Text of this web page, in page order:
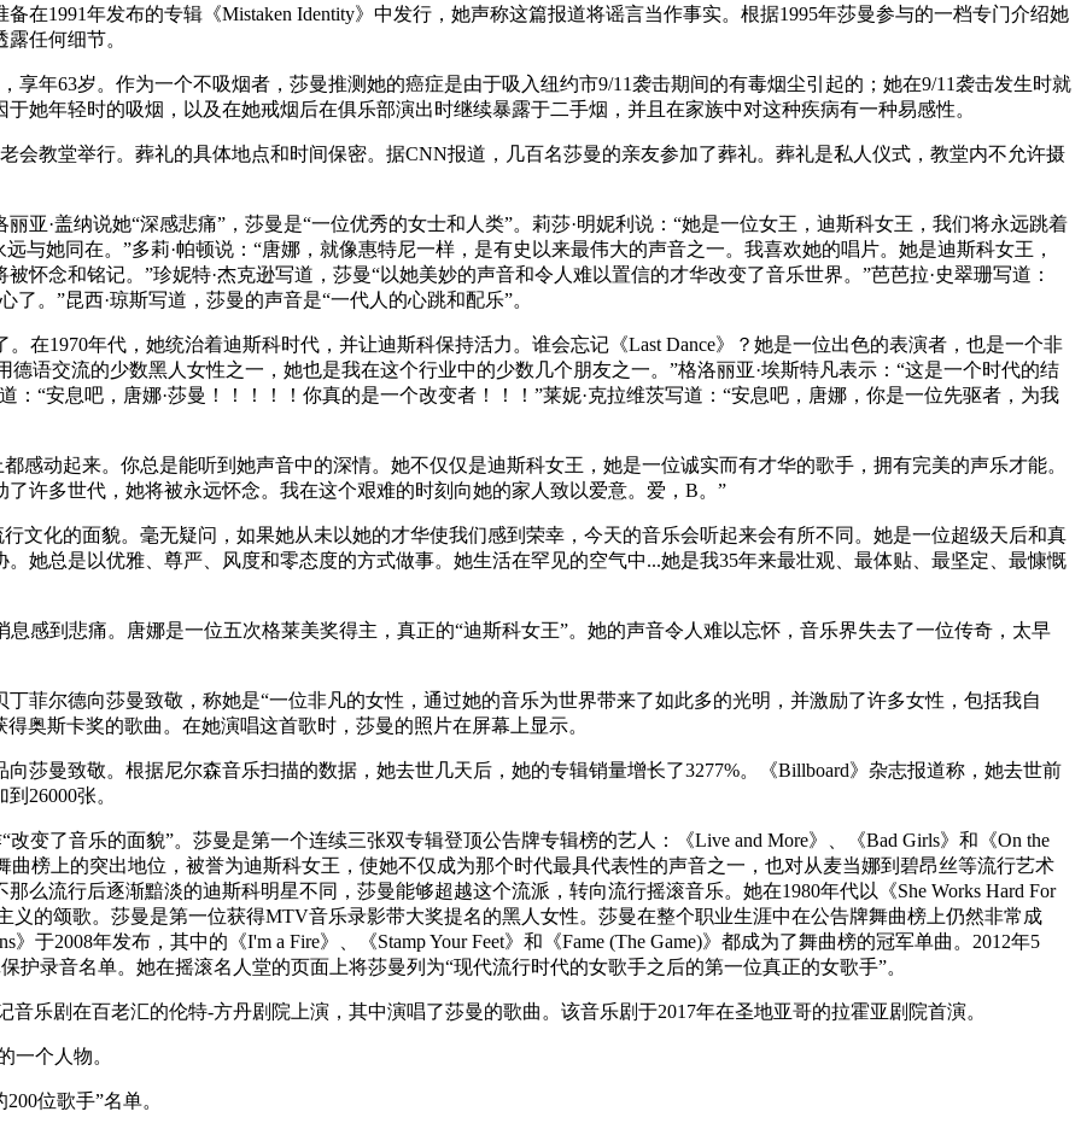
在1991年发布的专辑《Mistaken Identity》中发行，她声称这篇报道将谣言当作事实。根据1995年莎曼参与的一档专门介绍她
任何细节。
享年63岁。作为一个不吸烟者，莎曼推测她的癌症是由于吸入纽约市9/11袭击期间的有毒烟尘引起的；她在9/11袭击发生时就
她年轻时的吸烟，以及在她戒烟后在俱乐部演出时继续暴露于二手烟，并且在家族中对这种疾病有一种易感性。
会教堂举行。葬礼的具体地点和时间保密。据CNN报道，几百名莎曼的亲友参加了葬礼。葬礼是私人仪式，教堂内不允许摄
亚·盖纳说她“深感悲痛”，莎曼是“一位优秀的女士和人类”。莉莎·明妮利说：“她是一位女王，迪斯科女王，我们将永远跳着
与她同在。”多莉·帕顿说：“唐娜，就像惠特尼一样，是有史以来最伟大的声音之一。我喜欢她的唱片。她是迪斯科女王，
怀念和铭记。”珍妮特·杰克逊写道，莎曼“以她美妙的声音和令人难以置信的才华改变了音乐世界。”芭芭拉·史翠珊写道：
。”昆西·琼斯写道，莎曼的声音是“一代人的心跳和配乐”。
在1970年代，她统治着迪斯科时代，并让迪斯科保持活力。谁会忘记《Last Dance》？她是一位出色的表演者，也是一个非
德语交流的少数黑人女性之一，她也是我在这个行业中的少数几个朋友之一。”格洛丽亚·埃斯特凡表示：“这是一个时代的结
：“安息吧，唐娜·莎曼！！！！！你真的是一个改变者！！！”莱妮·克拉维茨写道：“安息吧，唐娜，你是一位先驱者，为我
感动起来。你总是能听到她声音中的深情。她不仅仅是迪斯科女王，她是一位诚实而有才华的歌手，拥有完美的声乐才能。
许多世代，她将被永远怀念。我在这个艰难的时刻向她的家人致以爱意。爱，B。”
文化的面貌。毫无疑问，如果她从未以她的才华使我们感到荣幸，今天的音乐会听起来会有所不同。她是一位超级天后和真
她总是以优雅、尊严、风度和零态度的方式做事。她生活在罕见的空气中...她是我35年来最壮观、最体贴、最坚定、最慷慨
息感到悲痛。唐娜是一位五次格莱美奖得主，真正的“迪斯科女王”。她的声音令人难以忘怀，音乐界失去了一位传奇，太早
菲尔德向莎曼致敬，称她是“一位非凡的女性，通过她的音乐为世界带来了如此多的光明，并激励了许多女性，包括我自
奥斯卡奖的歌曲。在她演唱这首歌时，莎曼的照片在屏幕上显示。
莎曼致敬。根据尼尔森音乐扫描的数据，她去世几天后，她的专辑销量增长了3277%。《Billboard》杂志报道称，她去世前
26000张。
变了音乐的面貌”。莎曼是第一个连续三张双专辑登顶公告牌专辑榜的艺人：《Live and More》、《Bad Girls》和《On the
曲榜上的突出地位，被誉为迪斯科女王，使她不仅成为那个时代最具代表性的声音之一，也对从麦当娜到碧昂丝等流行艺术
么流行后逐渐黯淡的迪斯科明星不同，莎曼能够超越这个流派，转向流行摇滚音乐。她在1980年代以《She Works Hard For
义的颂歌。莎曼是第一位获得MTV音乐录影带大奖提名的黑人女性。莎曼在整个职业生涯中在公告牌舞曲榜上仍然非常成
于2008年发布，其中的《I'm a Fire》、《Stamp Your Feet》和《Fame (The Game)》都成为了舞曲榜的冠军单曲。2012年5
护录音名单。她在摇滚名人堂的页面上将莎曼列为“现代流行时代的女歌手之后的第一位真正的女歌手”。
音乐剧在百老汇的伦特-方丹剧院上演，其中演唱了莎曼的歌曲。该音乐剧于2017年在圣地亚哥的拉霍亚剧院首演。
一个人物。
位歌手”名单。